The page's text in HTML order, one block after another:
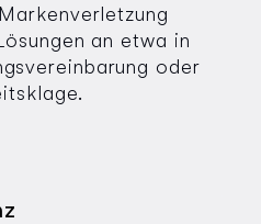
an etwa in
oder